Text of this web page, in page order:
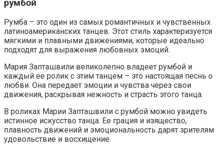
румбой
Румба – это один из самых романтичных и чувственных
латиноамериканских танцев. Этот стиль характеризуется
мягкими и плавными движениями, которые идеально
подходят для выражения любовных эмоций.
Мария Запташвили великолепно владеет румбой и
каждый ее ролик с этим танцем – это настоящая песнь о
любви. Она передает эмоции и чувства через свои
движения, раскрывая нежность и страсть этого танца.
В роликах Марии Запташвили с румбой можно увидеть
истинное искусство танца. Ее грация и изящество,
плавность движений и эмоциональность дарят зрителям
удовольствие и восхищение.